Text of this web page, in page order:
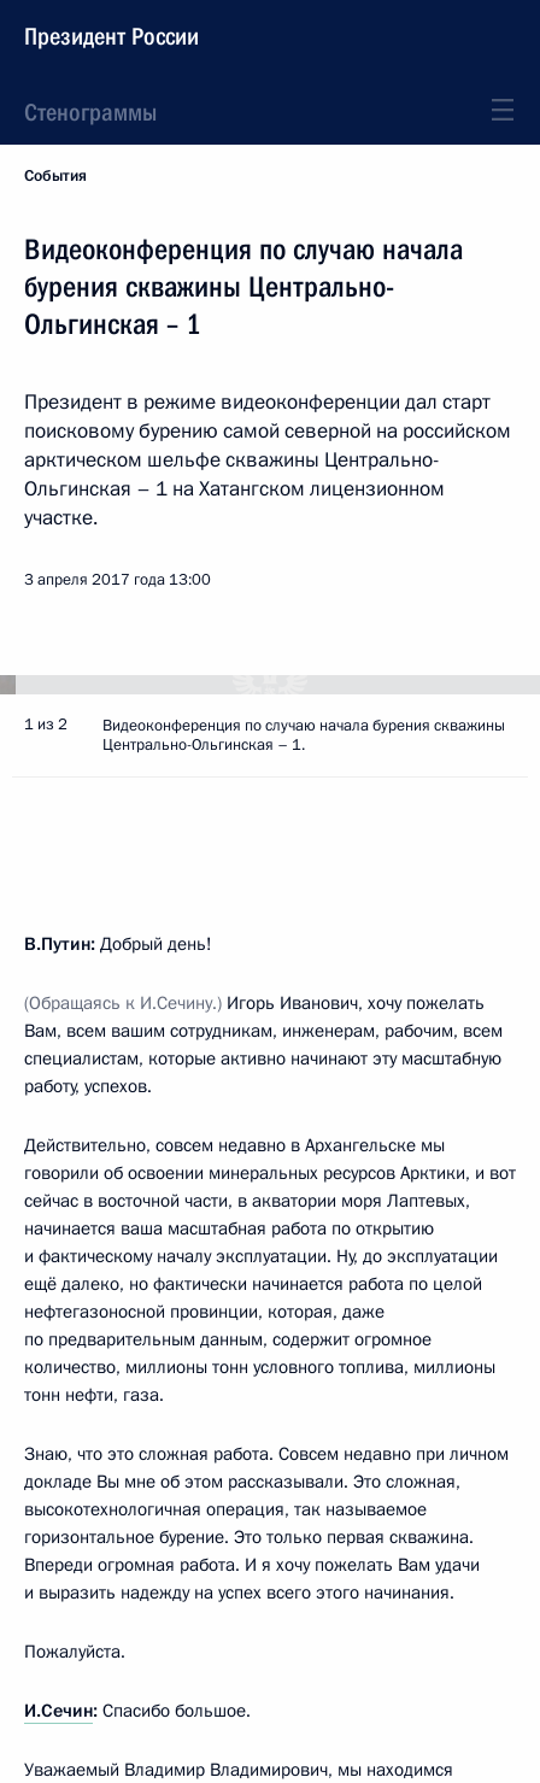
Президент России
Стенограммы
События
Видеоконференция по случаю начала
бурения скважины Центрально-
Ольгинская – 1
Президент в режиме видеоконференции дал старт
поисковому бурению самой северной на российском
арктическом шельфе скважины Центрально-
Ольгинская – 1 на Хатангском лицензионном
участке.
3 апреля 2017 года 13:00
1 из 2
Видеоконференция по случаю начала бурения скважины
Центрально-Ольгинская – 1.
В.Путин: Добрый день!
(Обращаясь к И.Сечину.) Игорь Иванович, хочу пожелать
Вам, всем вашим сотрудникам, инженерам, рабочим, всем
специалистам, которые активно начинают эту масштабную
работу, успехов.
Действительно, совсем недавно в Архангельске мы
говорили об освоении минеральных ресурсов Арктики, и вот
сейчас в восточной части, в акватории моря Лаптевых,
начинается ваша масштабная работа по открытию
и фактическому началу эксплуатации. Ну, до эксплуатации
ещё далеко, но фактически начинается работа по целой
нефтегазоносной провинции, которая, даже
по предварительным данным, содержит огромное
количество, миллионы тонн условного топлива, миллионы
тонн нефти, газа.
Знаю, что это сложная работа. Совсем недавно при личном
докладе Вы мне об этом рассказывали. Это сложная,
высокотехнологичная операция, так называемое
горизонтальное бурение. Это только первая скважина.
Впереди огромная работа. И я хочу пожелать Вам удачи
и выразить надежду на успех всего этого начинания.
Пожалуйста.
И.Сечин: Спасибо большое.
Уважаемый Владимир Владимирович, мы находимся